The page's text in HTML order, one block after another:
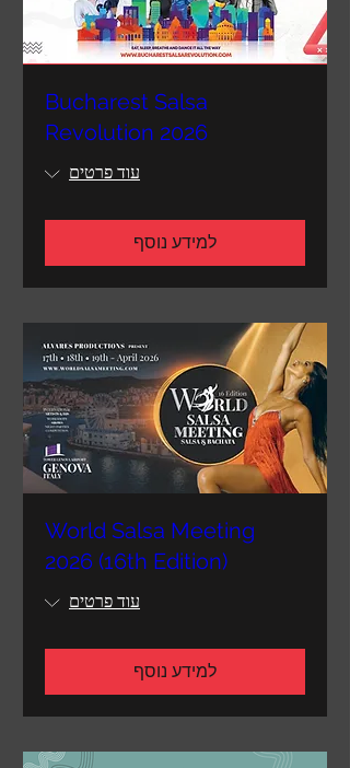
Bucharest Salsa
Revolution 2026
עוד פרטים
למידע נוסף
World Salsa Meeting
2026 (16th Edition)
עוד פרטים
למידע נוסף